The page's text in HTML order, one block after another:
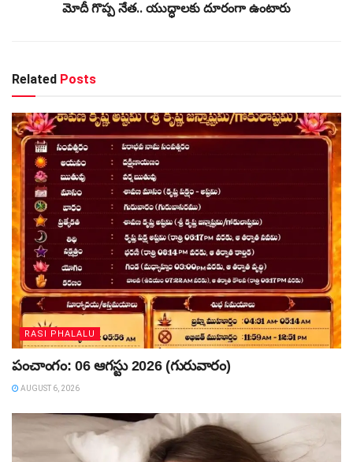
మోదీ గొప్ప నేత.. యుద్ధాలకు దూరంగా ఉంటారు
Related Posts
RASI PHALALU
పంచాంగం: 06 ఆగస్టు 2026 (గురువారం)
AUGUST 6, 2026